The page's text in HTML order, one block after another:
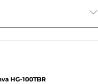
HG-100TBR